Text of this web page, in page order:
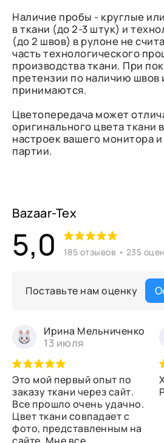
Наличие пробы - круглые
в ткани (до 2-3 штук) и
(до 2 швов) в рулоне не
часть технологического
производства ткани. При
претензии по наличию швов
принимаются.
Цветопередача может
оригинального цвета ткани
настроек вашего монитора
партии.
Bazaar-Tex
5,0 185 отзывов • 235
Поставьте нам оценку
Ирина Мельниченко
13 июля
Это мой первый опыт по
заказу ткани через сайт.
Все прошло очень удачно.
Цвет ткани совпадает с
фото, представленным на